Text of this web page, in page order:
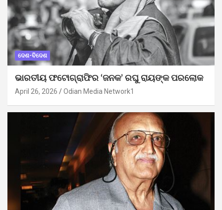
ଦେଶ-ବିଦେଶ
ଭାରତୀୟ ଫଟୋଗ୍ରାଫିର ‘ଜନକ’ ରଘୁ ରାୟଙ୍କ ପରଲୋକ
April 26, 2026 Odian Media Network1